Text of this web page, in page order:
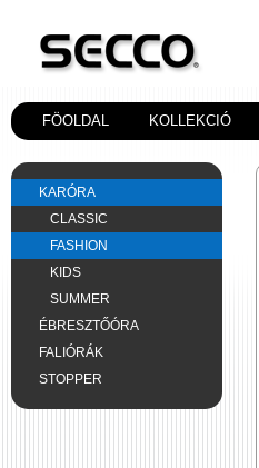
FÖOLDAL KOLLEKCIÓ
KARÓRA
CLASSIC
FASHION
KIDS
SUMMER
ÉBRESZTŐÓRA
FALIÓRÁK
STOPPER